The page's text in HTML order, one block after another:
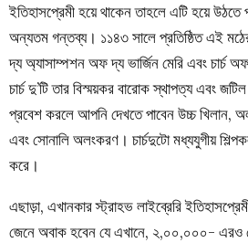
ইতিহাসপ্রেমী হয়ে থাকেন তাহলে এটি হয়ে
অন্যতম গন্তব্য। ১১৪৩ সালে প্রতিষ্ঠিত এই
দ্য অ্যাসাম্পশন অফ দ্য ভার্জিন মেরি এবং চার্চ
চার্চ দু’টি তার বিস্ময়কর বারোক স্থাপত্য এবং
প্রবেশ করলে আপনি দেখতে পাবেন উচ্চ খিলান,
এবং সোনালি অলংকরণ। চার্চদুটো মধ্যযুগীয়
করে।
এছাড়া, এখানকার স্ট্রাহভ লাইব্রেরি
জেনে অবাক হবেন যে এখানে, ২,০০,০০০- এরও